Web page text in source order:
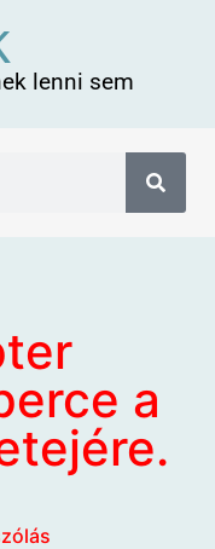
lenni sem
a